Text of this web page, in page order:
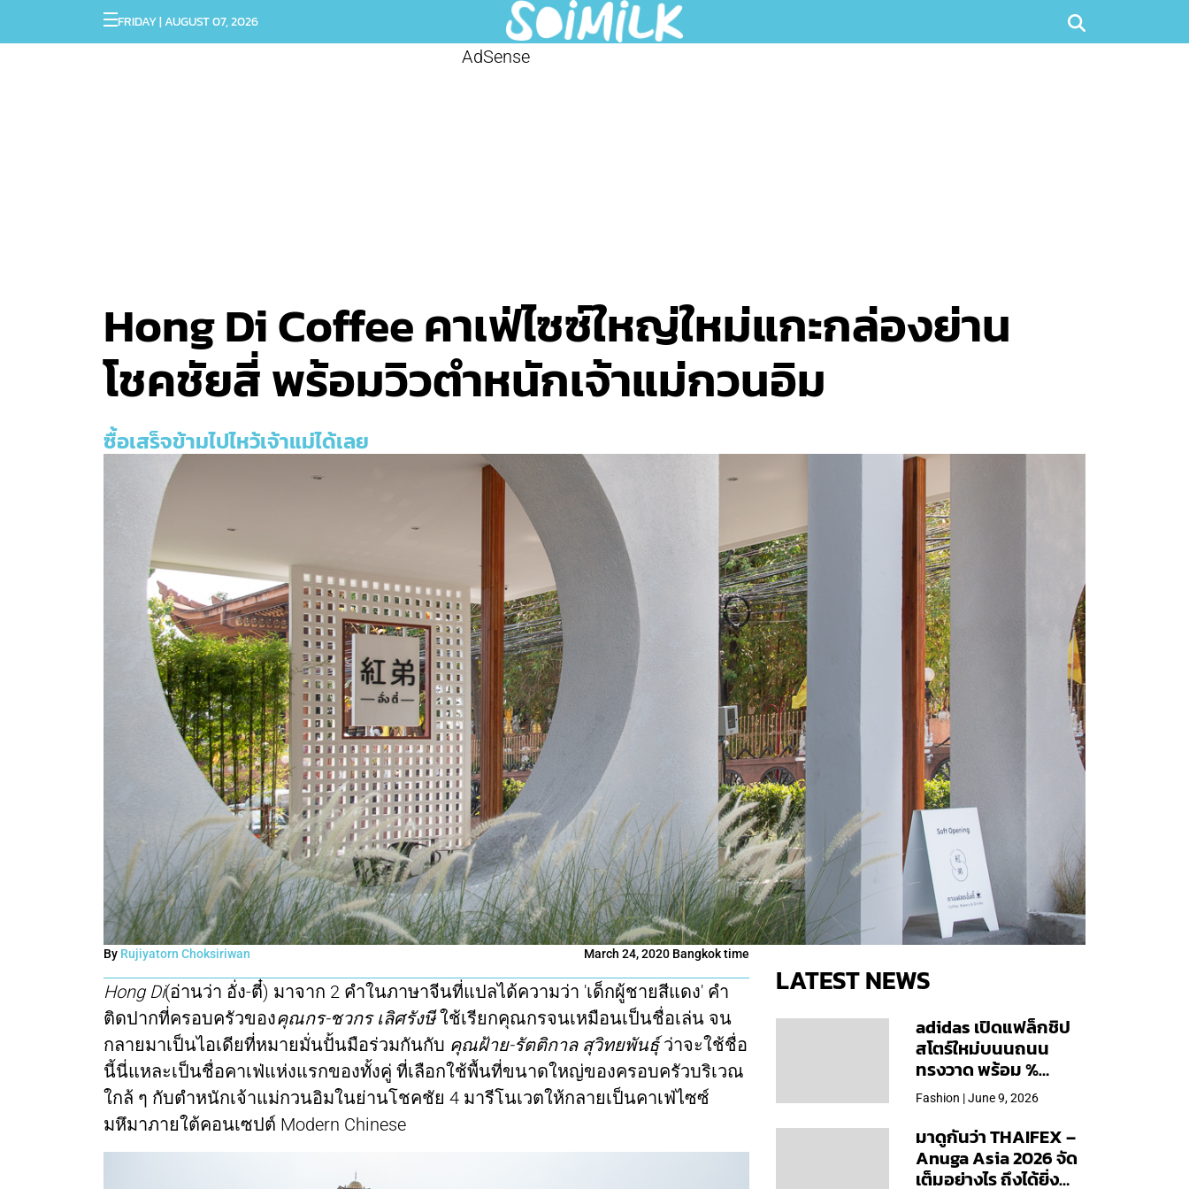
FRIDAY | AUGUST 07, 2026
AdSense
Hong Di Coffee คาเฟ่ไซซ์ใหญ่ใหม่แกะกล่องย่าน
โชคชัยสี่ พร้อมวิวตำหนักเจ้าแม่กวนอิม
ซื้อเสร็จข้ามไปไหว้เจ้าแม่ได้เลย
By Rujiyatorn Choksiriwan March 24, 2020 Bangkok time
Hong Di(อ่านว่า อั่ง-ตี๋) มาจาก 2 คำในภาษาจีนที่แปลได้ความว่า 'เด็กผู้ชายสีแดง' คำ
ติดปากที่ครอบครัวของคุณกร-ชวกร เลิศรังษีใช้เรียกคุณกรจนเหมือนเป็นชื่อเล่น จน
กลายมาเป็นไอเดียที่หมายมั่นปั้นมือร่วมกันกับ คุณฝ้าย-รัตติกาล สุวิทยพันธุ์ว่าจะใช้ชื่อ
นี้นี่แหละเป็นชื่อคาเฟ่แห่งแรกของทั้งคู่ ที่เลือกใช้พื้นที่ขนาดใหญ่ของครอบครัวบริเวณ
ใกล้ ๆ กับตำหนักเจ้าแม่กวนอิมในย่านโชคชัย 4 มารีโนเวตให้กลายเป็นคาเฟ่ไซซ์
มหึมาภายใต้คอนเซปต์ Modern Chinese
LATEST NEWS
adidas เปิดแฟล็กชิป
สโตร์ใหม่บนนถนน
ทรงวาด พร้อม %
Arabica และคอลเลก
ชันพิเศษเฉพาะสาขา
Fashion | June 9, 2026
มาดูกันว่า THAIFEX –
Anuga Asia 2026 จัด
เต็มอย่างไร ถึงได้ยิ่ง